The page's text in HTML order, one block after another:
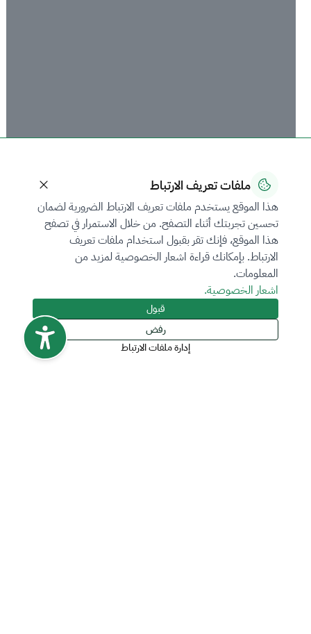
الصندوق الصناعي يحتفي بتخرج الدفعة الرابعة من برنامج "نُخب"
التدريبي
ملفات تعريف الارتباط
هذا الموقع يستخدم ملفات تعريف الارتباط الضرورية لضمان
تحسين تجربتك أثناء التصفح. من خلال الاستمرار في تصفح
هذا الموقع، فإنك تقر بقبول استخدام ملفات تعريف
الارتباط. بإمكانك قراءة اشعار الخصوصية لمزيد من
المعلومات.
اشعار الخصوصية.
قبول
رفض
إدارة ملفات الارتباط